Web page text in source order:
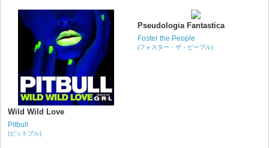
Wild Wild Love
Pitbull
(ピットブル)
Pseudologia Fantastica
Foster the People
(フォスター・ザ・ピープル)